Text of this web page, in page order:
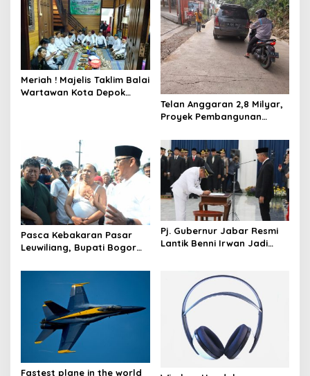
p
o
s
Meriah ! Majelis Taklim Balai
Wartawan Kota Depok
Telan Anggaran 2,8 Milyar,
Proyek Pembangunan
Rancabungur Sudah Retak
Pasca Kebakaran Pasar
Leuwiliang, Bupati Bogor
Pedagang
Pj. Gubernur Jabar Resmi
Lantik Benni Irwan Jadi
Fastest plane in the world